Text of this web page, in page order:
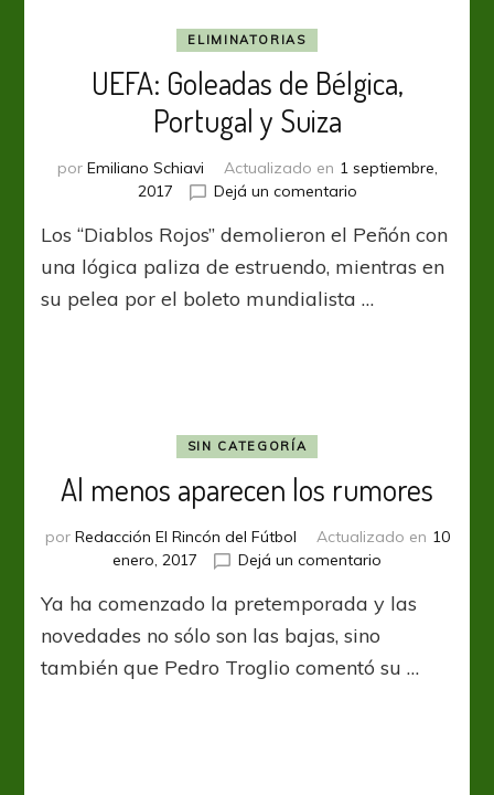
ELIMINATORIAS
UEFA: Goleadas de Bélgica,
Portugal y Suiza
por Emiliano Schiavi Actualizado en 1 septiembre,
2017
Dejá un comentarioen
Goleadas
de
Portugal
Los “Diablos Rojos” demolieron el Peñón con
una lógica paliza de estruendo, mientras en
su pelea por el boleto mundialista …
SIN CATEGORÍA
Al menos aparecen los rumores
por Redacción El Rincón del Fútbol Actualizado en 10
enero, 2017
Dejá un comentario
menos
rumores
Ya ha comenzado la pretemporada y las
novedades no sólo son las bajas, sino
también que Pedro Troglio comentó su …